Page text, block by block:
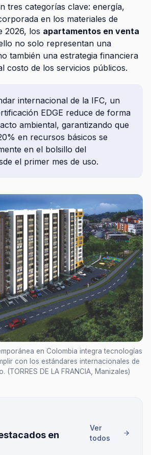
tres categorías clave: energía,
en los materiales de
2026, los apartamentos en venta
no solo representan una
también una estrategia financiera
costo de los servicios públicos.
internacional de la IFC, un
EDGE reduce de forma
ambiental, garantizando que
en recursos básicos se
en el bolsillo del
el primer mes de uso.
en Colombia integra tecnologías
con los estándares internacionales de
(TORRES DE LA FRANCIA, Manizales)
en
Ver
todos